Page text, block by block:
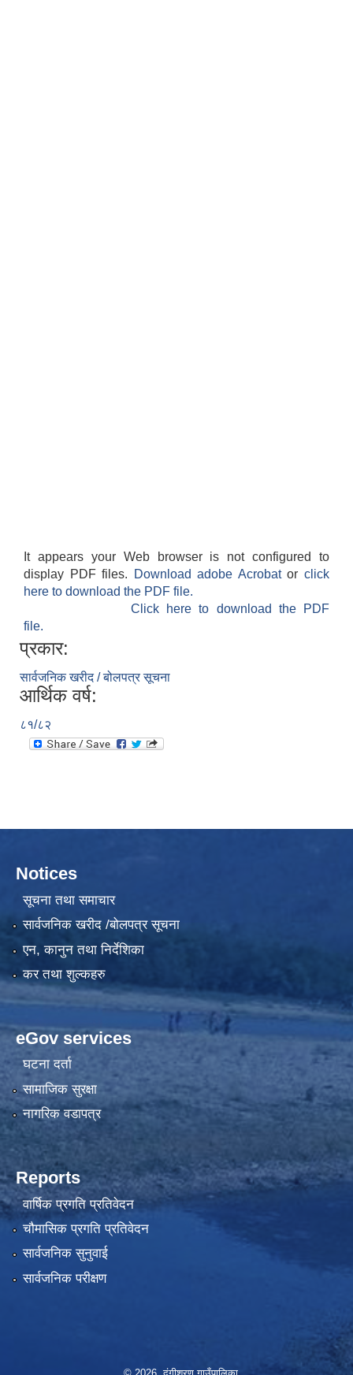
It appears your Web browser is not configured to
display PDF files.
Download adobe Acrobatorclick
here to download the PDF file.
Click here to download the PDF
file.
प्रकार:
सार्वजनिक खरीद / बोलपत्र सूचना
आर्थिक वर्ष:
८१/८२
Notices
सूचना तथा समाचार
सार्वजनिक खरीद /बोलपत्र सूचना
एन, कानुन तथा निर्देशिका
कर तथा शुल्कहरु
eGov services
घटना दर्ता
सामाजिक सुरक्षा
नागरिक वडापत्र
Reports
वार्षिक प्रगति प्रतिवेदन
चौमासिक प्रगति प्रतिवेदन
सार्वजनिक सुनुवाई
सार्वजनिक परीक्षण